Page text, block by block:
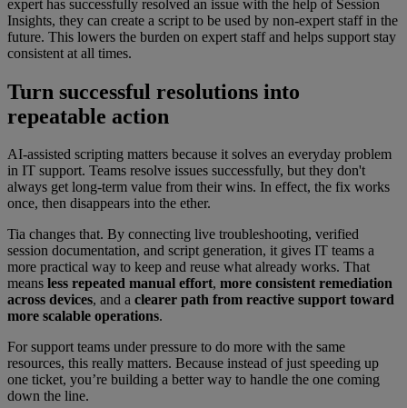
expert has successfully resolved an issue with the help of Session
Insights, they can create a script to be used by non-expert staff in the
future. This lowers the burden on expert staff and helps support stay
consistent at all times.
Turn successful resolutions into
repeatable action
AI-assisted scripting matters because it solves an everyday problem
in IT support. Teams resolve issues successfully, but they don't
always get long-term value from their wins. In effect, the fix works
once, then disappears into the ether.
Tia changes that. By connecting live troubleshooting, verified
session documentation, and script generation, it gives IT teams a
more practical way to keep and reuse what already works. That
means less repeated manual effort, more consistent remediation
across devices, and a clearer path from reactive support toward
more scalable operations.
For support teams under pressure to do more with the same
resources, this really matters. Because instead of just speeding up
one ticket, you’re building a better way to handle the one coming
down the line.